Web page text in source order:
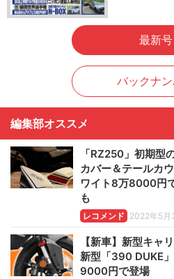
最新号
バックナ
編集部オススメ
「RZ250」初期型
カバー＆テールカ
ワイト8万8000円
も
レコメンド 2022年5月
【新車】新型キャ
新型「390 DUKE
9000円で登場